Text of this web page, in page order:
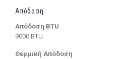
Απόδοση
Απόδοση BTU
9000 BTU
Θερμική Απόδοση